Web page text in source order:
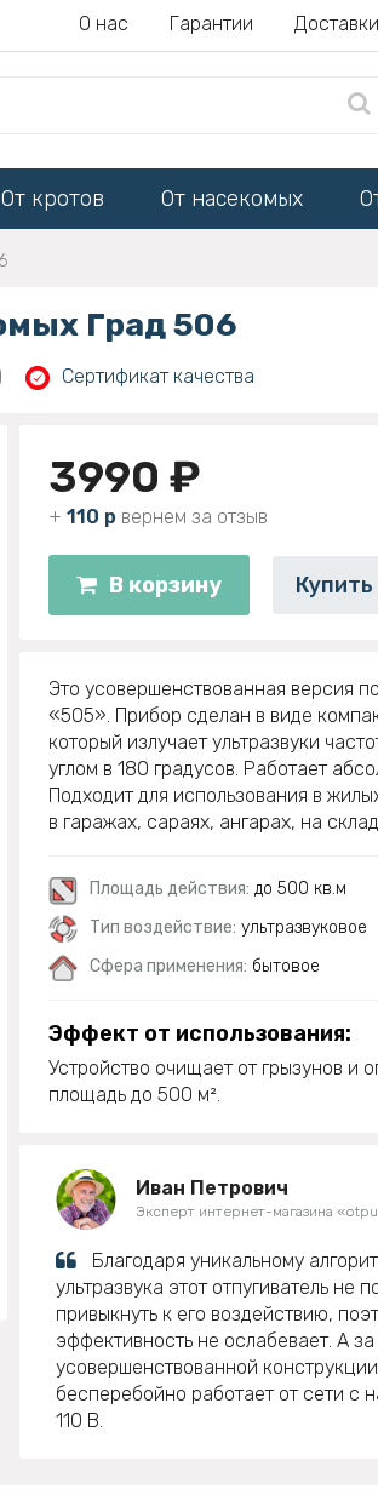
О нас Гарантии
От кротов От насекомых
Град 506
Сертификат качества
3990 ₽
+ 110 р вернем за отзыв
В корзину
Это усовершенствованная версия
«505». Прибор сделан в виде
который излучает ультразвуки
углом в 180 градусов. Работает
Подходит для использования в
в гаражах, сараях, ангарах, на
Площадь действия: до 500 кв.м
Тип воздействие: ультразвуковое
Сфера применения: бытовое
Эффект от использования:
Устройство очищает от грызунов и
площадь до 500 м².
Иван Петрович
Эксперт интернет-магазина
Благодаря уникальному
ультразвука этот отпугиватель не
привыкнуть к его воздействию,
эффективность не ослабевает. А за
усовершенствованной
бесперебойно работает от сети с
110 В.